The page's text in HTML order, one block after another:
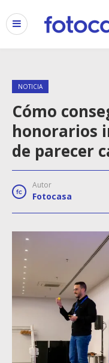
NOTICIA
Cómo
honorarios
de parecer
Autor
Fotocasa